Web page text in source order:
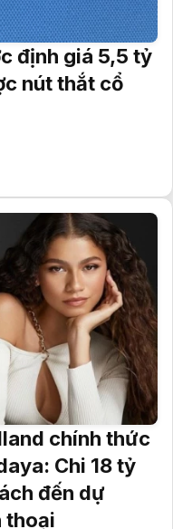
định giá 5,5 tỷ
nút thắt cổ
chính thức
Chi 18 tỷ
đến dự
thoại